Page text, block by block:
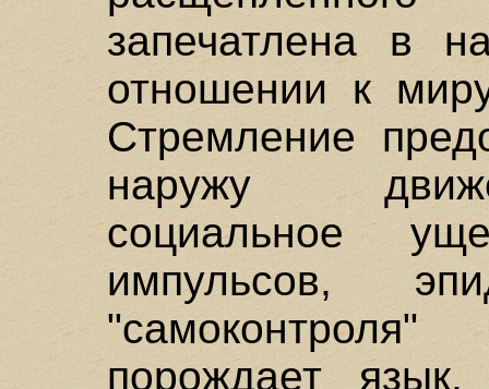
запечатлена в
отношении к
Стремление
наружу
социальное
импульсов,
порождает